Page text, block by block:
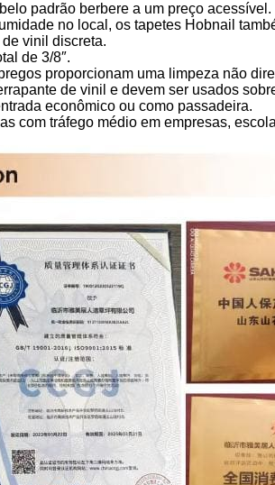
padrão berbere a um preço acessível.
no local, os tapetes Hobnail
vinil discreta.
de 3/8″.
proporcionam uma limpeza não
de vinil e devem ser usados
econômico ou como passadeira.
com tráfego médio em empresas,